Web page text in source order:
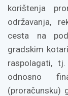
korištenja
održavanja,
cesta na
gradskim
raspolagati,
odnosno
(proračunsku)